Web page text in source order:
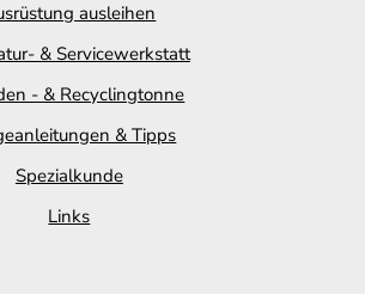
ausleihen
& Servicewerkstatt
- & Recyclingtonne
& Tipps
Spezialkunde
Links